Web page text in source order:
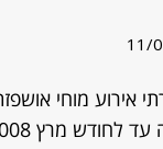
11/
2007 עברתי אירוע